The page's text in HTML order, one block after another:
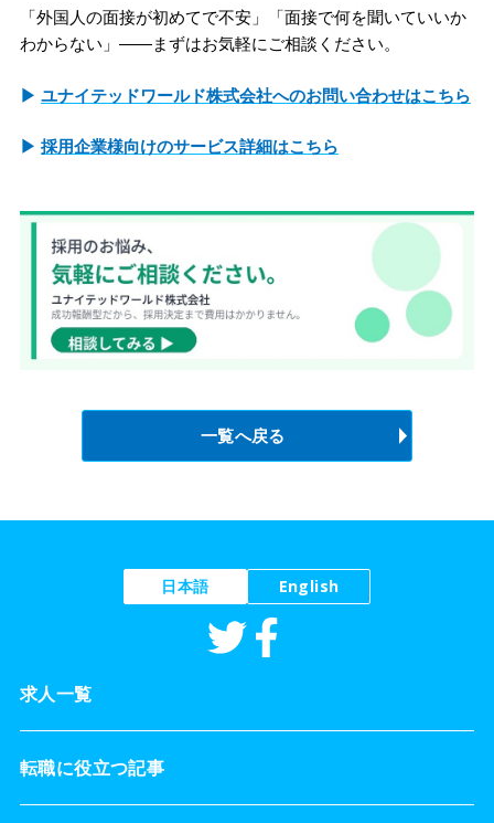
「外国人の面接が初めてで不安」「面接で何を聞いていいか
わからない」――まずはお気軽にご相談ください。
▶ ユナイテッドワールド株式会社へのお問い合わせはこちら
▶ 採用企業様向けのサービス詳細はこちら
一覧へ戻る
日本語 English
求人一覧
転職に役立つ記事